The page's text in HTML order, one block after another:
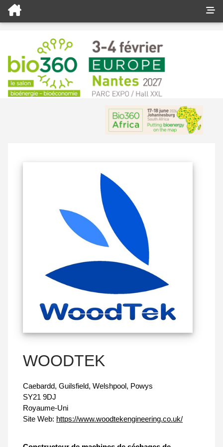
WOODTEK
Caebardd, Guilsfield, Welshpool, Powys
SY21 9DJ
Royaume-Uni
Site Web: https://www.woodtekengineering.co.uk/